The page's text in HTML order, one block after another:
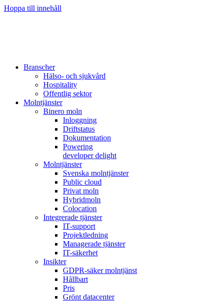
Hoppa till innehåll
Branscher
Hälso- och sjukvård
Hospitality
Offentlig sektor
Molntjänster
Binero moln
Inloggning
Driftstatus
Dokumentation
Powering
developer delight
Molntjänster
Svenska molntjänster
Public cloud
Privat moln
Hybridmoln
Colocation
Integrerade tjänster
IT-support
Projektledning
Managerade tjänster
IT-säkerhet
Insikter
GDPR-säker molntjänst
Hållbart
Pris
Grönt datacenter